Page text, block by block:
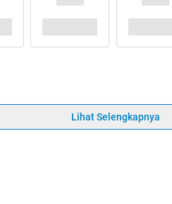
Lihat Selengkapnya